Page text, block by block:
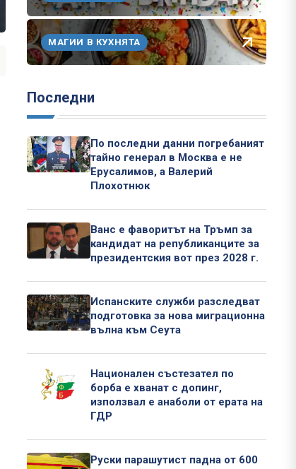
МАГИИ В КУХНЯТА
Последни
По последни данни погребаният
тайно генерал в Москва е не
Ерусалимов, а Валерий
Плохотнюк
Ванс е фаворитът на Тръмп за
кандидат на републиканците за
президентския вот през 2028 г.
Испанските служби разследват
подготовка за нова миграционна
вълна към Сеута
Национален състезател по
борба е хванат с допинг,
използвал е анаболи от ерата на
ГДР
Руски парашутист падна от 600